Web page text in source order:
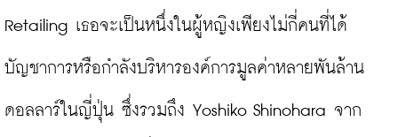
Retailing เธอจะเป็นหนึ่งในผู้หญิงเพียงไม่กี่คนที่ได้
บัญชาการหรือกำลังบริหารองค์การมูลค่าหลายพันล้าน
ดอลลาร์ในญี่ปุ่น ซึ่งรวมถึง Yoshiko Shinohara จาก